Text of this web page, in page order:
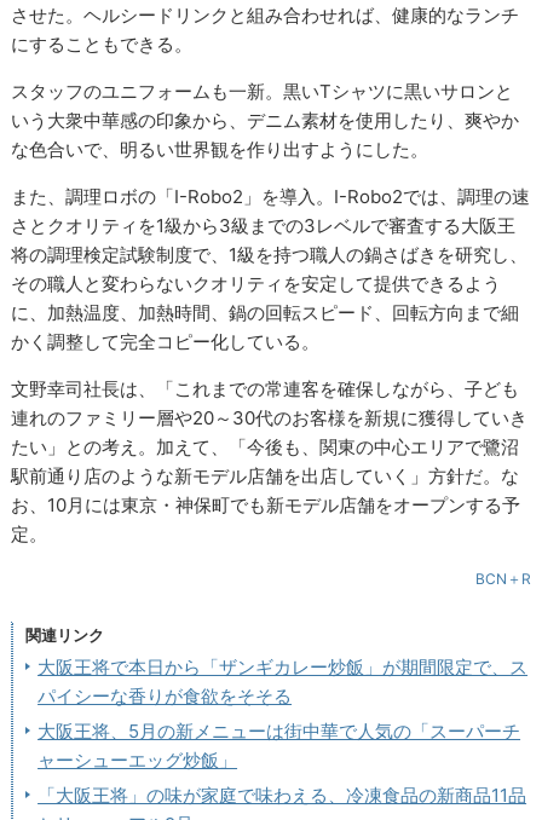
させた。ヘルシードリンクと組み合わせれば、健康的なランチ
にすることもできる。
スタッフのユニフォームも一新。黒いTシャツに黒いサロンと
いう大衆中華感の印象から、デニム素材を使用したり、爽やか
な色合いで、明るい世界観を作り出すようにした。
また、調理ロボの「I-Robo2」を導入。I-Robo2では、調理の速
さとクオリティを1級から3級までの3レベルで審査する大阪王
将の調理検定試験制度で、1級を持つ職人の鍋さばきを研究し、
その職人と変わらないクオリティを安定して提供できるよう
に、加熱温度、加熱時間、鍋の回転スピード、回転方向まで細
かく調整して完全コピー化している。
文野幸司社長は、「これまでの常連客を確保しながら、子ども
連れのファミリー層や20～30代のお客様を新規に獲得していき
たい」との考え。加えて、「今後も、関東の中心エリアで鷺沼
駅前通り店のような新モデル店舗を出店していく」方針だ。な
お、10月には東京・神保町でも新モデル店舗をオープンする予
定。
BCN＋R
関連リンク
大阪王将で本日から「ザンギカレー炒飯」が期間限定で、ス
パイシーな香りが食欲をそそる
大阪王将、5月の新メニューは街中華で人気の「スーパーチ
ャーシューエッグ炒飯」
「大阪王将」の味が家庭で味わえる、冷凍食品の新商品11品